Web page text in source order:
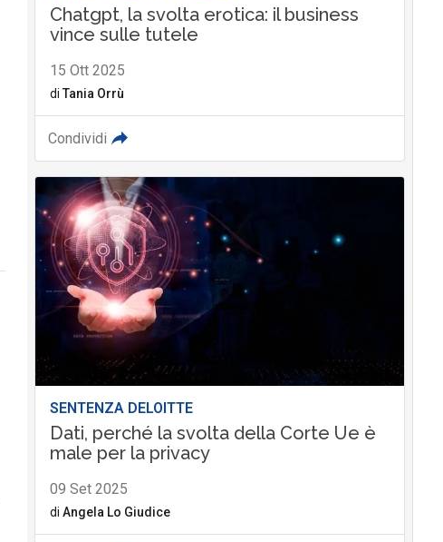
Chatgpt, la svolta erotica: il business
vince sulle tutele
15 Ott 2025
di Tania Orrù
Condividi
SENTENZA DELOITTE
Dati, perché la svolta della Corte Ue è
male per la privacy
09 Set 2025
di Angela Lo Giudice